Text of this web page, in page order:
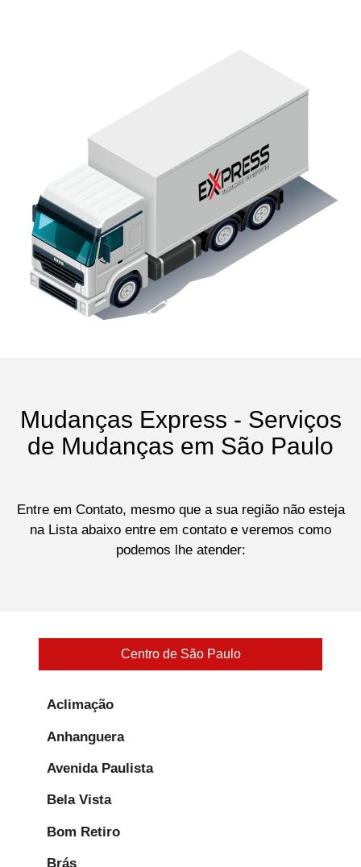
Mudanças Express - Serviços
de Mudanças em São Paulo
Entre em Contato, mesmo que a sua região não esteja
na Lista abaixo entre em contato e veremos como
podemos lhe atender:
Centro de São Paulo
Aclimação
Anhanguera
Avenida Paulista
Bela Vista
Bom Retiro
Brás